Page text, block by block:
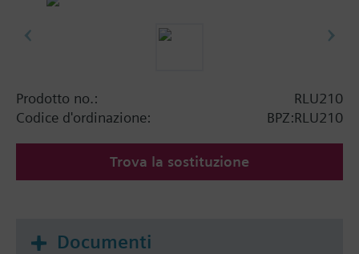
Non richiede strumenti per la messa in servizio
Prodotto no.:
RLU210
Codice d'ordinazione:
BPZ:RLU210
Trova la sostituzione
Documenti